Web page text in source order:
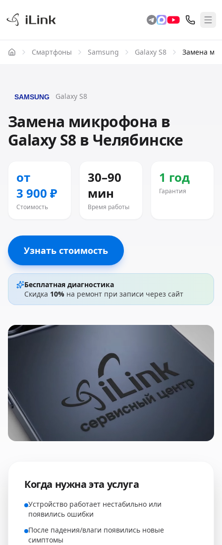
Смартфоны Samsung Galaxy S8 Замена
Galaxy S8
Замена микрофона в
Galaxy S8 в Челябинске
от
3 900 ₽
Стоимость
30–90
мин
Время работы
1 год
Гарантия
Узнать стоимость
Бесплатная диагностика
Скидка 10% на ремонт при записи через сайт
Когда нужна эта услуга
Устройство работает нестабильно или
появились ошибки
После падения/влаги появились новые
симптомы